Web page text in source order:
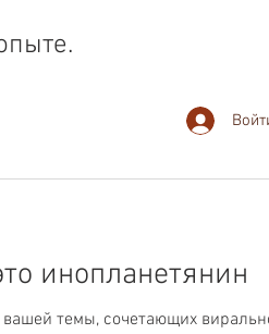
инопланетянин
темы, сочетающих